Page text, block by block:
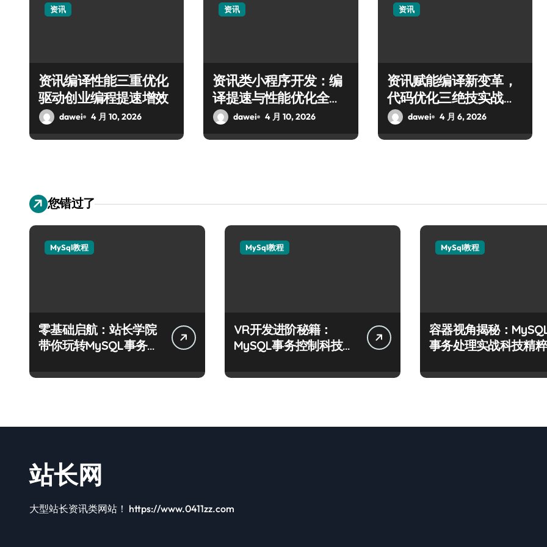
资讯
资讯编译性能三重优化
驱动创业编程提速增效
dawei 4 月 10, 2026
资讯
资讯类小程序开发：编
译提速与性能优化全指
南
dawei 4 月 10, 2026
资讯
资讯赋能编译新变革，
代码优化三绝技实战分
享
dawei 4 月 6, 2026
您错过了
MySql教程
零基础启航：站长学院
带你玩转MySQL事务控
MySql教程
VR开发进阶秘籍：
MySQL事务控制科技实
MySql教程
容器视角揭秘：
事务处理实战科技精粹
站长网
大型站长资讯类网站！ https://www.0411zz.com